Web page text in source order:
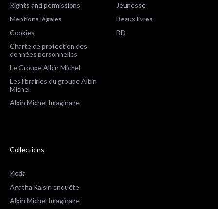
Rights and permissions
Mentions légales
Cookies
Charte de protection des
données personnelles
Le Groupe Albin Michel
Les librairies du groupe Albin
Michel
Albin Michel Imaginaire
Jeunesse
Beaux livres
BD
Collections
Koda
Agatha Raisin enquête
Albin Michel Imaginaire